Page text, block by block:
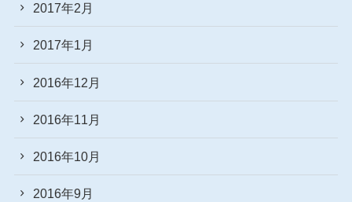
2017年2月
2017年1月
2016年12月
2016年11月
2016年10月
2016年9月